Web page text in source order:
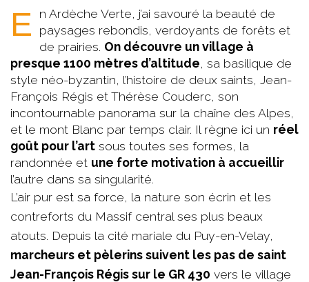
En Ardèche Verte, j’ai savouré la beauté de
paysages rebondis, verdoyants de forêts et
de prairies. On découvre un village à
presque 1100 mètres d’altitude, sa basilique de
style néo-byzantin, l’histoire de deux saints, Jean-
François Régis et Thérèse Couderc, son
incontournable panorama sur la chaîne des Alpes,
et le mont Blanc par temps clair. Il règne ici un réel
goût pour l’art sous toutes ses formes, la
randonnée et une forte motivation à accueillir
l’autre dans sa singularité.
L’air pur est sa force, la nature son écrin et les
contreforts du Massif central ses plus beaux
atouts. Depuis la cité mariale du Puy-en-Velay,
marcheurs et pèlerins suivent les pas de saint
Jean-François Régis sur le GR 430 vers le village